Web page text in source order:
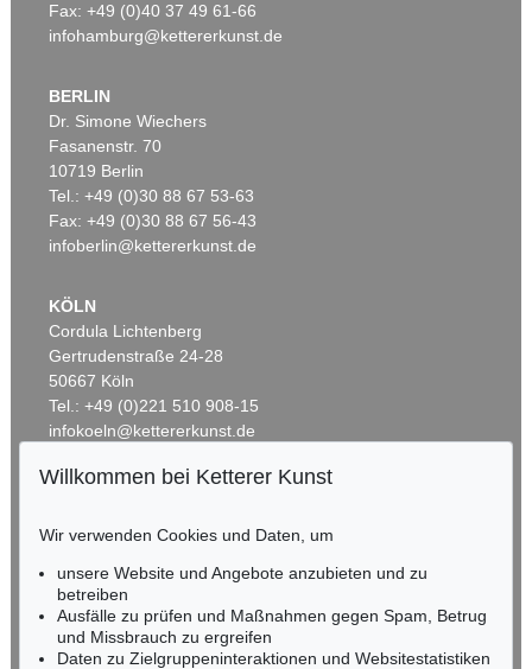
Auktion 606 - Lot 59
H. PECHSTEIN
Zwei liegende Mädchen , 1910
Ergebnis:€ 1.935.000
Auktion 496 - Lot 110
Ergebnis:€ 1.225.000
Auktion 409 - Lot 324
Ergebnis:
Fax: +49 (0)40 37 49 61-66
infohamburg@kettererkunst.de
BERLIN
Dr. Simone Wiechers
Fasanenstr. 70
10719 Berlin
Tel.: +49 (0)30 88 67 53-63
Fax: +49 (0)30 88 67 56-43
infoberlin@kettererkunst.de
KÖLN
Cordula Lichtenberg
Gertrudenstraße 24-28
50667 Köln
Tel.: +49 (0)221 510 908-15
infokoeln@kettererkunst.de
RHEINLAND-PFALZ
Miriam Heß
Tel.: +49 (0)62 21 58 80-038
Fax: +49 (0)62 21 58 80-595
infoheidelberg@kettererkunst.de
Willkommen bei Ketterer Kunst
Wir verwenden Cookies und Daten, um
unsere Website und Angebote anzubieten und zu
betreiben
Ausfälle zu prüfen und Maßnahmen gegen Spam, Betrug
und Missbrauch zu ergreifen
Daten zu Zielgruppeninteraktionen und Websitestatistiken